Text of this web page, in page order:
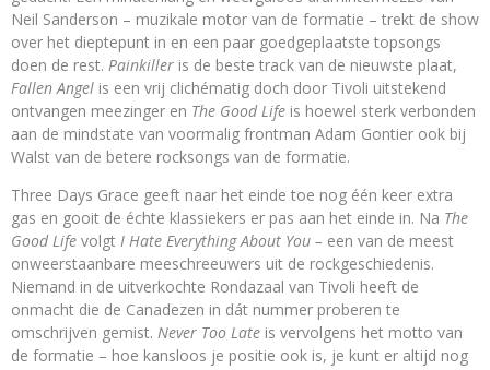
Neil Sanderson – muzikale motor van de formatie – trekt de show
over het dieptepunt in en een paar goedgeplaatste topsongs
doen de rest. Painkiller is de beste track van de nieuwste plaat,
Fallen Angel is een vrij clichématig doch door Tivoli uitstekend
ontvangen meezinger en The Good Life is hoewel sterk verbonden
aan de mindstate van voormalig frontman Adam Gontier ook bij
Walst van de betere rocksongs van de formatie.
Three Days Grace geeft naar het einde toe nog één keer extra
gas en gooit de échte klassiekers er pas aan het einde in. Na The
Good Life volgt I Hate Everything About You – een van de meest
onweerstaanbare meeschreeuwers uit de rockgeschiedenis.
Niemand in de uitverkochte Rondazaal van Tivoli heeft de
onmacht die de Canadezen in dát nummer proberen te
omschrijven gemist. Never Too Late is vervolgens het motto van
de formatie – hoe kansloos je positie ook is, je kunt er altijd nog